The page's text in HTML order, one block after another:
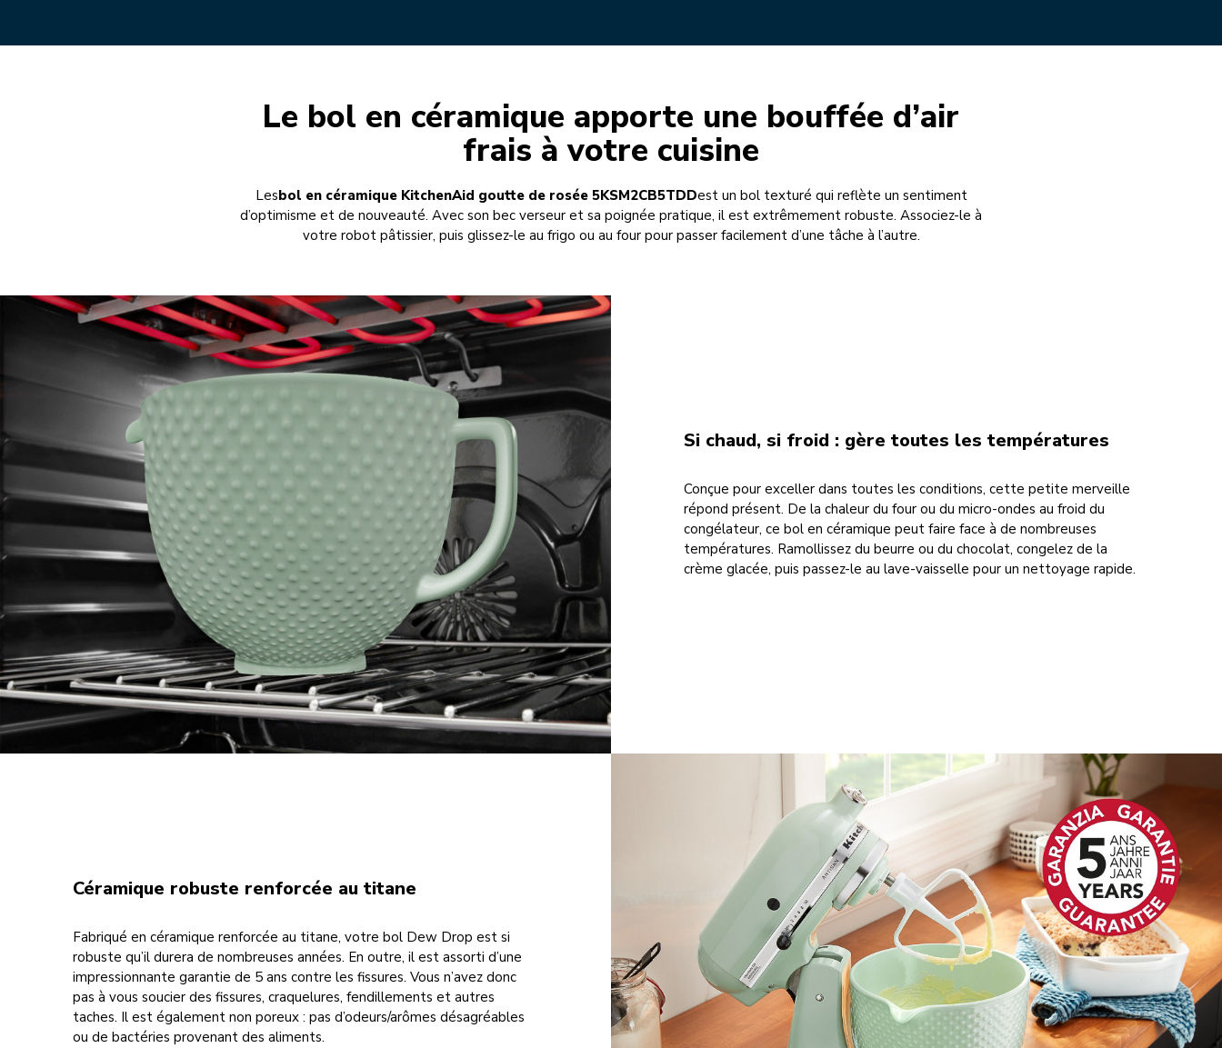
Le bol en céramique apporte une bouffée d’air
frais à votre cuisine
Lesbol en céramique KitchenAid goutte de rosée 5KSM2CB5TDDest un bol texturé qui reflète un sentiment
d’optimisme et de nouveauté. Avec son bec verseur et sa poignée pratique, il est extrêmement robuste. Associez-le à
votre robot pâtissier, puis glissez-le au frigo ou au four pour passer facilement d’une tâche à l’autre.
Si chaud, si froid : gère toutes les températures
Conçue pour exceller dans toutes les conditions, cette petite merveille
répond présent. De la chaleur du four ou du micro-ondes au froid du
congélateur, ce bol en céramique peut faire face à de nombreuses
températures. Ramollissez du beurre ou du chocolat, congelez de la
crème glacée, puis passez-le au lave-vaisselle pour un nettoyage rapide.
Céramique robuste renforcée au titane
Fabriqué en céramique renforcée au titane, votre bol Dew Drop est si
robuste qu’il durera de nombreuses années. En outre, il est assorti d’une
impressionnante garantie de 5 ans contre les fissures. Vous n’avez donc
pas à vous soucier des fissures, craquelures, fendillements et autres
taches. Il est également non poreux : pas d’odeurs/arômes désagréables
ou de bactéries provenant des aliments.